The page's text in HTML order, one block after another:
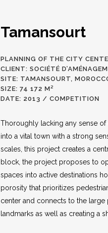
Tamansourt
PLANNING OF THE CITY
CLIENT: SOCIÉTÉ
SITE: TAMANSOURT,
SIZE: 74 172 M²
DATE: 2013 / COMPETITION
Thoroughly lacking any sense of
into a vital town with a strong
scales, this project creates a
block, the project proposes to
spaces into active destinations
porosity that prioritizes
center and connects to the large
landmarks as well as creating a